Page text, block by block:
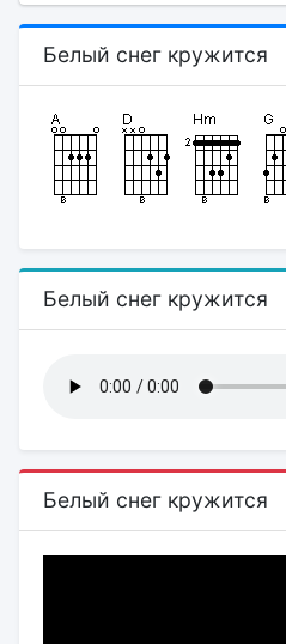
Белый снег кружится
Белый снег кружится
Белый снег кружится